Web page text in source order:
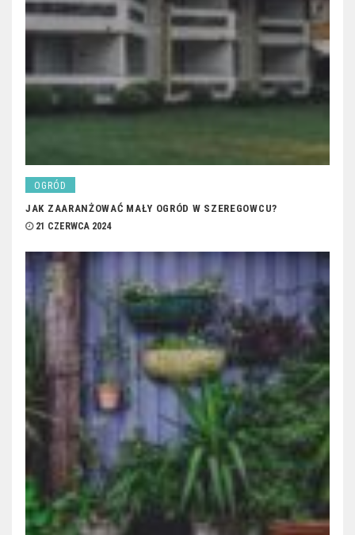
OGRÓD
JAK ZAARANŻOWAĆ MAŁY OGRÓD W SZEREGOWCU?
21 CZERWCA 2024